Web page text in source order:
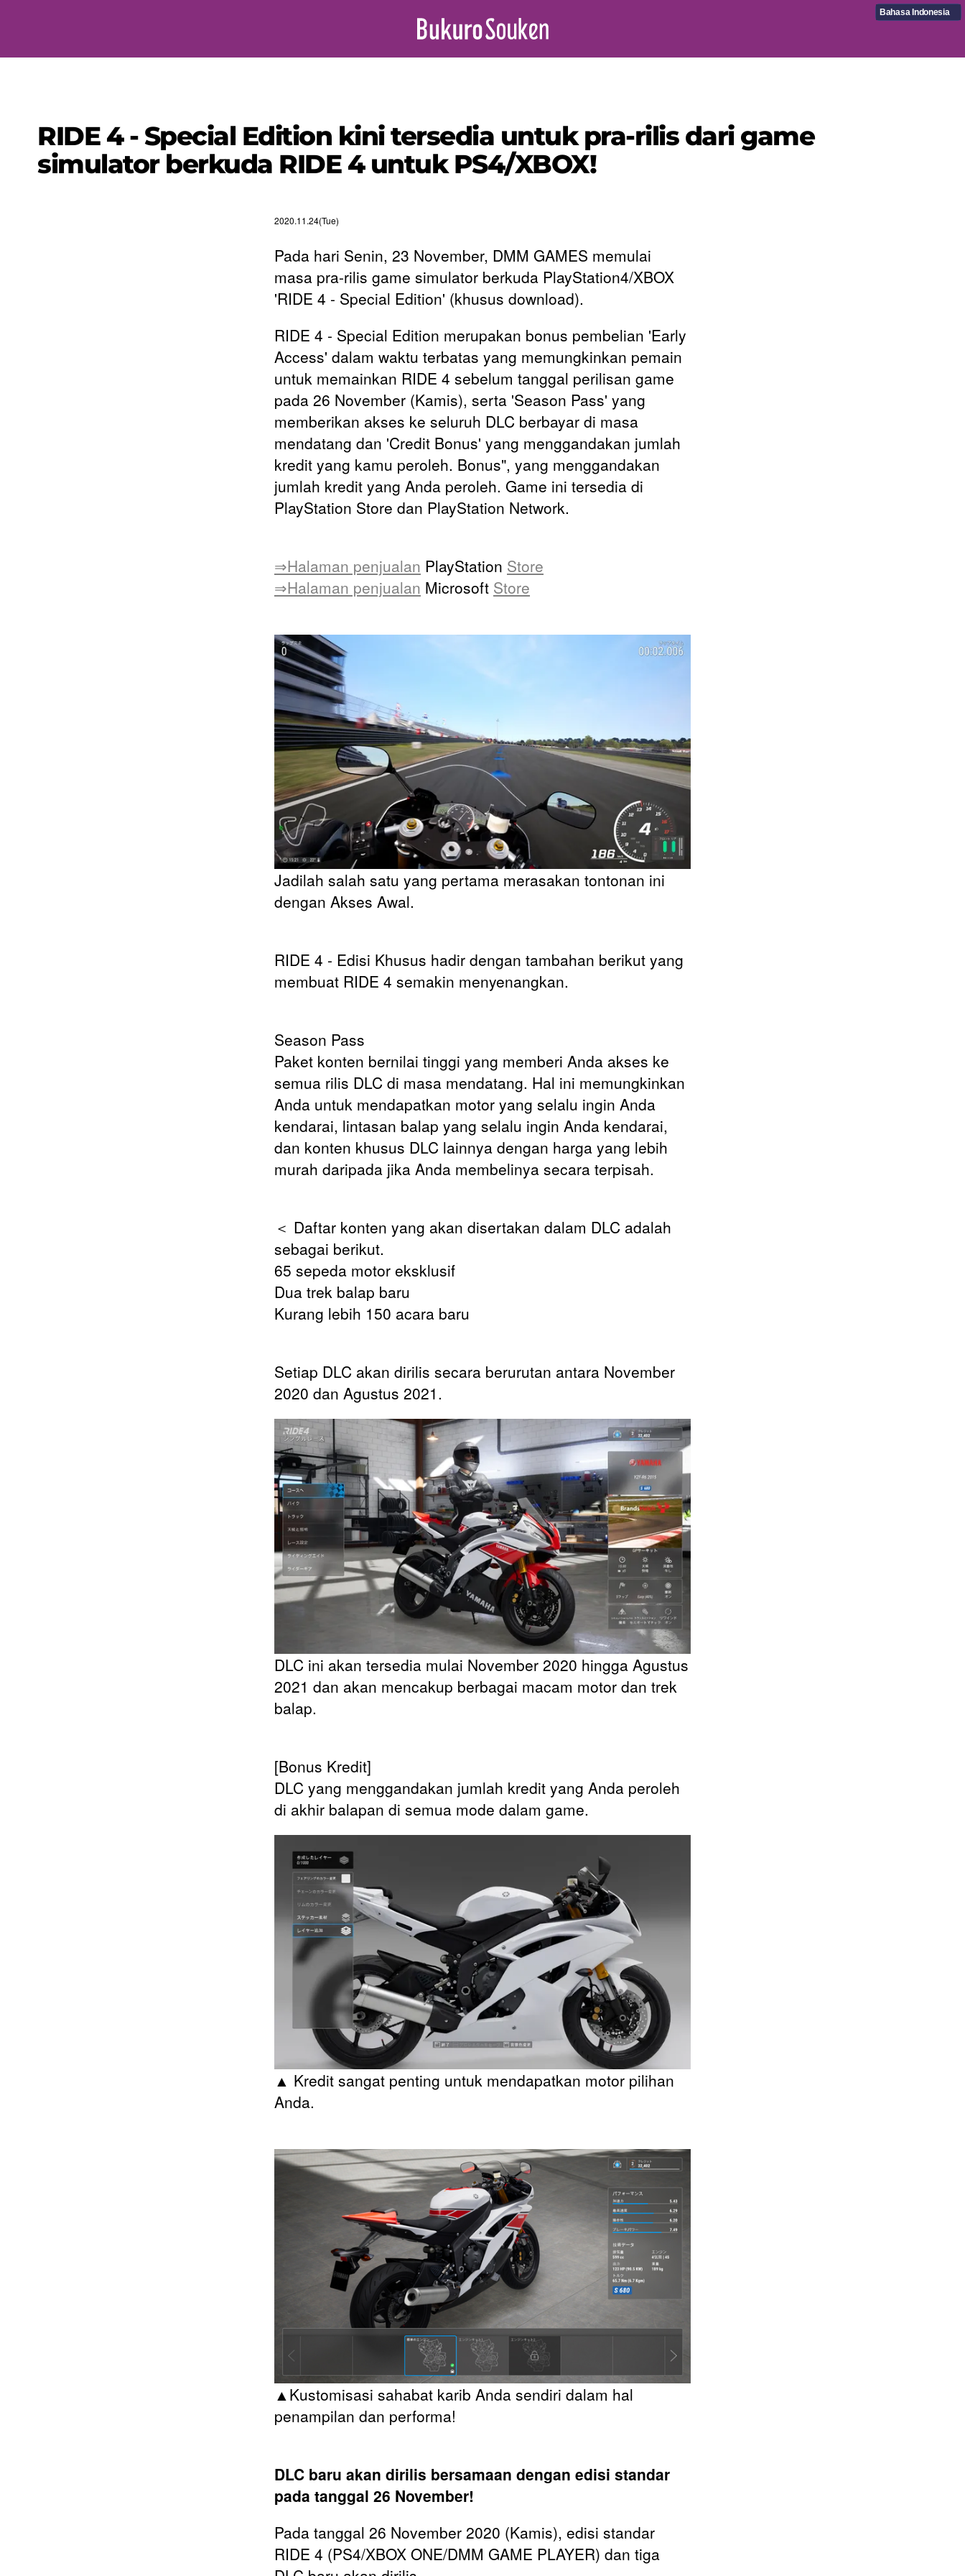
Bahasa Indonesia
RIDE 4 - Special Edition kini tersedia untuk pra-rilis dari game
simulator berkuda RIDE 4 untuk PS4/XBOX!
2020.11.24(Tue)
Pada hari Senin, 23 November, DMM GAMES memulai
masa pra-rilis game simulator berkuda PlayStation4/XBOX
'RIDE 4 - Special Edition' (khusus download).
RIDE 4 - Special Edition merupakan bonus pembelian 'Early
Access' dalam waktu terbatas yang memungkinkan pemain
untuk memainkan RIDE 4 sebelum tanggal perilisan game
pada 26 November (Kamis), serta 'Season Pass' yang
memberikan akses ke seluruh DLC berbayar di masa
mendatang dan 'Credit Bonus' yang menggandakan jumlah
kredit yang kamu peroleh. Bonus", yang menggandakan
jumlah kredit yang Anda peroleh. Game ini tersedia di
PlayStation Store dan PlayStation Network.
⇒Halaman penjualan PlayStation Store
⇒Halaman penjualan Microsoft Store
Jadilah salah satu yang pertama merasakan tontonan ini
dengan Akses Awal.
RIDE 4 - Edisi Khusus hadir dengan tambahan berikut yang
membuat RIDE 4 semakin menyenangkan.
Season Pass
Paket konten bernilai tinggi yang memberi Anda akses ke
semua rilis DLC di masa mendatang. Hal ini memungkinkan
Anda untuk mendapatkan motor yang selalu ingin Anda
kendarai, lintasan balap yang selalu ingin Anda kendarai,
dan konten khusus DLC lainnya dengan harga yang lebih
murah daripada jika Anda membelinya secara terpisah.
＜ Daftar konten yang akan disertakan dalam DLC adalah
sebagai berikut.
65 sepeda motor eksklusif
Dua trek balap baru
Kurang lebih 150 acara baru
Setiap DLC akan dirilis secara berurutan antara November
2020 dan Agustus 2021.
DLC ini akan tersedia mulai November 2020 hingga Agustus
2021 dan akan mencakup berbagai macam motor dan trek
balap.
[Bonus Kredit]
DLC yang menggandakan jumlah kredit yang Anda peroleh
di akhir balapan di semua mode dalam game.
▲ Kredit sangat penting untuk mendapatkan motor pilihan
Anda.
▲Kustomisasi sahabat karib Anda sendiri dalam hal
penampilan dan performa!
DLC baru akan dirilis bersamaan dengan edisi standar
pada tanggal 26 November!
Pada tanggal 26 November 2020 (Kamis), edisi standar
RIDE 4 (PS4/XBOX ONE/DMM GAME PLAYER) dan tiga